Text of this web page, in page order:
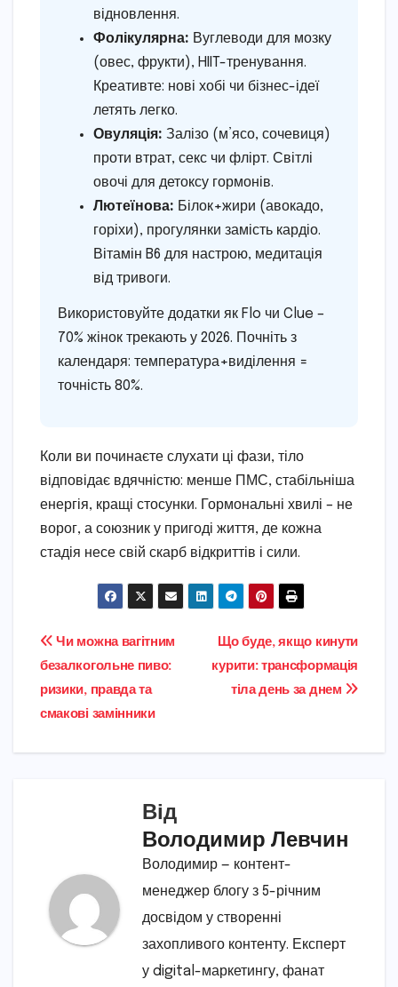
відновлення.
Фолікулярна: Вуглеводи для мозку
(овес, фрукти), HIIT-тренування.
Креативте: нові хобі чи бізнес-ідеї
летять легко.
Овуляція: Залізо (м’ясо, сочевиця)
проти втрат, секс чи флірт. Світлі
овочі для детоксу гормонів.
Лютеїнова: Білок+жири (авокадо,
горіхи), прогулянки замість кардіо.
Вітамін B6 для настрою, медитація
від тривоги.
Використовуйте додатки як Flo чи Clue –
70% жінок трекають у 2026. Почніть з
календаря: температура+виділення =
точність 80%.
Коли ви починаєте слухати ці фази, тіло
відповідає вдячністю: менше ПМС, стабільніша
енергія, кращі стосунки. Гормональні хвилі – не
ворог, а союзник у пригоді життя, де кожна
стадія несе свій скарб відкриттів і сили.
Навігація
записів
Що буде, якщо кинути
курити: трансформація
тіла день за днем
Чи можна вагітним
безалкогольне пиво:
ризики, правда та
смакові замінники
Від
Володимир Левчин
Володимир — контент-
менеджер блогу з 5-річним
досвідом у створенні
захопливого контенту. Експерт
у digital-маркетингу, фанат